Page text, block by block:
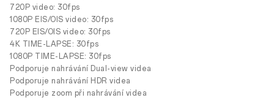
720P video: 30fps
1080P EIS/OIS video: 30fps
720P EIS/OIS video: 30fps
4K TIME-LAPSE: 30fps
1080P TIME-LAPSE: 30fps
Podporuje nahrávání Dual-view videa
Podporuje nahrávání HDR videa
Podporuje zoom při nahrávání videa